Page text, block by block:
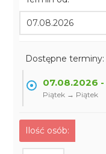
Dostępne terminy:
07.08.2026
Piątek → Piątek
Ilość osób: